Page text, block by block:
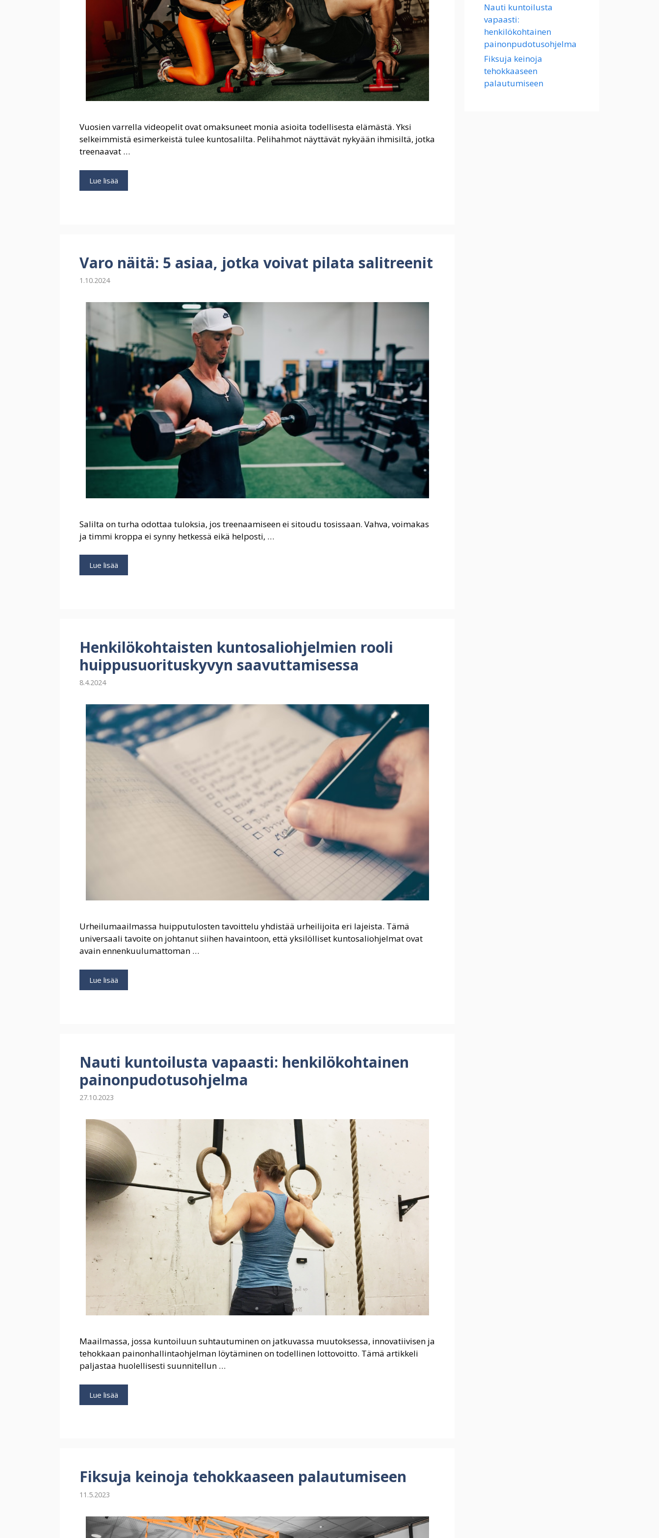
Vuosien varrella videopelit ovat omaksuneet monia asioita todellisesta elämästä. Yksi
selkeimmistä esimerkeistä tulee kuntosalilta. Pelihahmot näyttävät nykyään ihmisiltä, jotka
treenaavat …
Lue lisää
kuntosalikulttuuri
Varo näitä: 5 asiaa, jotka voivat pilata salitreenit
1.10.2024
Salilta on turha odottaa tuloksia, jos treenaamiseen ei sitoudu tosissaan. Vahva, voimakas
ja timmi kroppa ei synny hetkessä eikä helposti, …
Lue lisää
näitä:
salitreenit
Henkilökohtaisten kuntosaliohjelmien rooli
huippusuorituskyvyn saavuttamisessa
8.4.2024
Urheilumaailmassa huipputulosten tavoittelu yhdistää urheilijoita eri lajeista. Tämä
universaali tavoite on johtanut siihen havaintoon, että yksilölliset kuntosaliohjelmat ovat
avain ennenkuulumattoman …
Lue lisää
kuntosaliohjelmien
Nauti kuntoilusta vapaasti: henkilökohtainen
painonpudotusohjelma
27.10.2023
Maailmassa, jossa kuntoiluun suhtautuminen on jatkuvassa muutoksessa, innovatiivisen ja
tehokkaan painonhallintaohjelman löytäminen on todellinen lottovoitto. Tämä artikkeli
paljastaa huolellisesti suunnitellun …
Lue lisää
kuntoilusta
Fiksuja keinoja tehokkaaseen palautumiseen
11.5.2023
Nauti kuntoilusta
vapaasti:
henkilökohtainen
painonpudotusohjelma
Fiksuja keinoja
tehokkaaseen
palautumiseen